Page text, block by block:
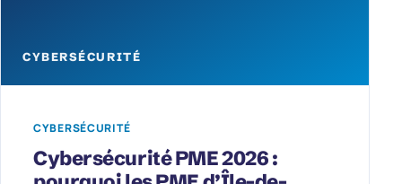
CYBERSÉCURITÉ
CYBERSÉCURITÉ
Cybersécurité PME 2026 :